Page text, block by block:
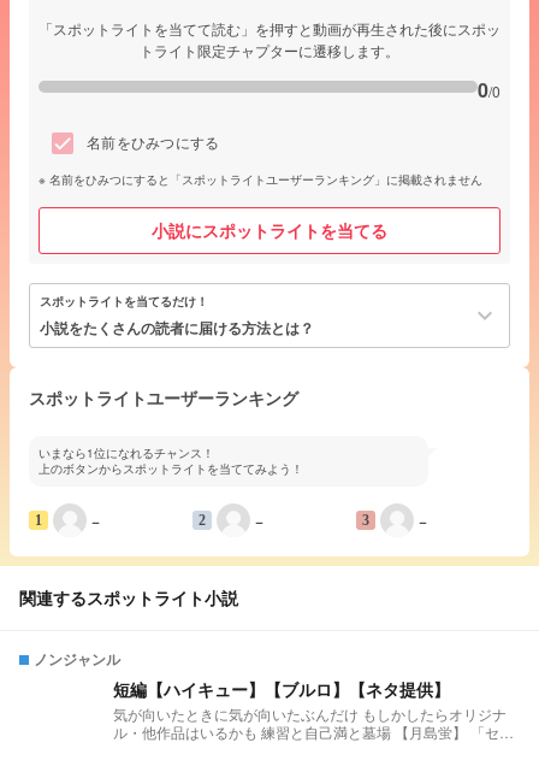
「スポットライトを当てて読む」を押すと動画が再生された後にスポッ
トライト限定チャプターに遷移します。
0/0
名前をひみつにする
名前をひみつにすると「スポットライトユーザーランキング」に掲載されません
小説にスポットライトを当てる
スポットライトを当てるだけ！
小説をたくさんの読者に届ける方法とは？ keyboard_arrow_down
スポットライトユーザーランキング
いまなら1位になれるチャンス！
上のボタンからスポットライトを当ててみよう！
1 − 2 − 3 −
関連するスポットライト小説
ノンジャンル
短編【ハイキュー】【ブルロ】【ネタ提供】
気が向いたときに気が向いたぶんだけ もしかしたらオリジナ
ル・他作品はいるかも 練習と自己満と墓場 【月島蛍】 「セレ